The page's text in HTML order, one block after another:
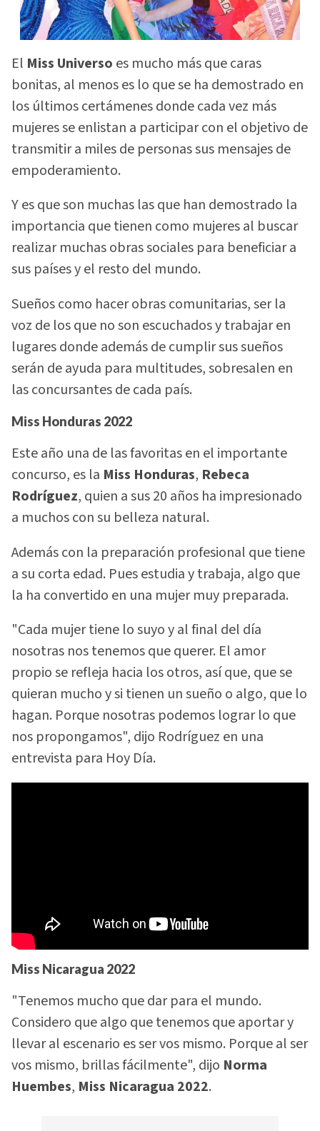
El Miss Universo es mucho más que caras
bonitas, al menos es lo que se ha demostrado en
los últimos certámenes donde cada vez más
mujeres se enlistan a participar con el objetivo de
transmitir a miles de personas sus mensajes de
empoderamiento.
Y es que son muchas las que han demostrado la
importancia que tienen como mujeres al buscar
realizar muchas obras sociales para beneficiar a
sus países y el resto del mundo.
Sueños como hacer obras comunitarias, ser la
voz de los que no son escuchados y trabajar en
lugares donde además de cumplir sus sueños
serán de ayuda para multitudes, sobresalen en
las concursantes de cada país.
Miss Honduras 2022
Este año una de las favoritas en el importante
concurso, es la Miss Honduras, Rebeca
Rodríguez, quien a sus 20 años ha impresionado
a muchos con su belleza natural.
Además con la preparación profesional que tiene
a su corta edad. Pues estudia y trabaja, algo que
la ha convertido en una mujer muy preparada.
"Cada mujer tiene lo suyo y al final del día
nosotras nos tenemos que querer. El amor
propio se refleja hacia los otros, así que, que se
quieran mucho y si tienen un sueño o algo, que lo
hagan. Porque nosotras podemos lograr lo que
nos propongamos", dijo Rodríguez en una
entrevista para Hoy Día.
Miss Nicaragua 2022
"Tenemos mucho que dar para el mundo.
Considero que algo que tenemos que aportar y
llevar al escenario es ser vos mismo. Porque al ser
vos mismo, brillas fácilmente", dijo Norma
Huembes, Miss Nicaragua 2022.